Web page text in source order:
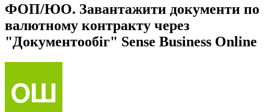
ФОП/ЮО. Завантажити документи по
валютному контракту через
"Документообіг" Sense Business Online